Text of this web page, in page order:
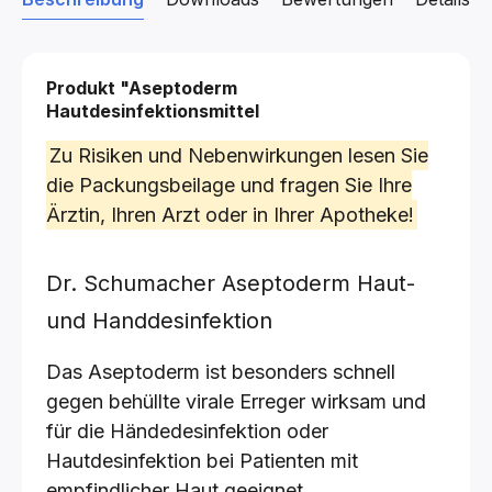
Produkt "Aseptoderm
Hautdesinfektionsmittel
Zu Risiken und Nebenwirkungen lesen Sie
die Packungsbeilage und fragen Sie Ihre
Ärztin, Ihren Arzt oder in Ihrer Apotheke!
Dr. Schumacher Aseptoderm Haut-
und Handdesinfektion
Das Aseptoderm ist besonders schnell
gegen behüllte virale Erreger wirksam und
für die Händedesinfektion oder
Hautdesinfektion bei Patienten mit